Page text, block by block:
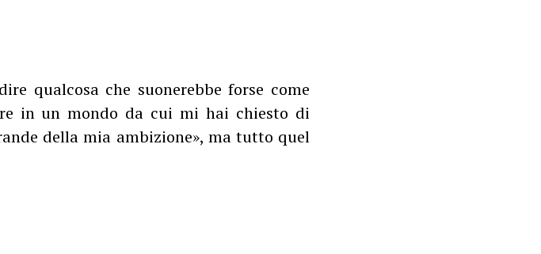
qualcosa che suonerebbe forse come
in un mondo da cui mi hai chiesto di
della mia ambizione», ma tutto quel